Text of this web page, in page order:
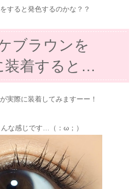
すると発色するのかな？？
ブラウンを
装着すると…
実際に装着してみますーー！
な感じです…（：ω；）